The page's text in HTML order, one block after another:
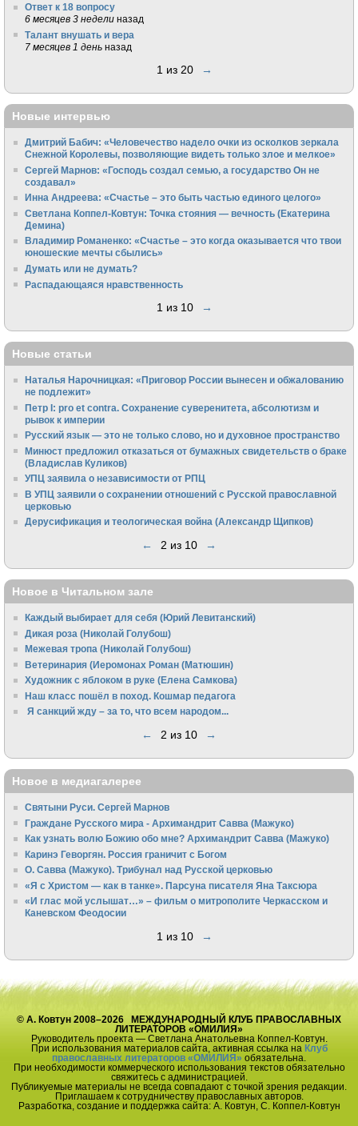
Ответ к 18 вопросу
6 месяцев 3 недели назад
Талант внушать и вера
7 месяцев 1 день назад
1 из 20 →
Новые интервью
Дмитрий Бабич: «Человечество надело очки из осколков зеркала
Снежной Королевы, позволяющие видеть только злое и мелкое»
Сергей Марнов: «Господь создал семью, а государство Он не
создавал»
Инна Андреева: «Счастье – это быть частью единого целого»
Светлана Коппел-Ковтун: Точка стояния — вечность (Екатерина
Демина)
Владимир Романенко: «Счастье – это когда оказывается что твои
юношеские мечты сбылись»
Думать или не думать?
Распадающаяся нравственность
1 из 10 →
Новые статьи
Наталья Нарочницкая: «Приговор России вынесен и обжалованию
не подлежит»
Петр I: pro et contra. Сохранение суверенитета, абсолютизм и
рывок к империи
Русский язык — это не только слово, но и духовное пространство
Минюст предложил отказаться от бумажных свидетельств о браке
(Владислав Куликов)
УПЦ заявила о независимости от РПЦ
В УПЦ заявили о сохранении отношений с Русской православной
церковью
Дерусификация и теологическая война (Александр Щипков)
← 2 из 10 →
Новое в Читальном зале
Каждый выбирает для себя (Юрий Левитанский)
Дикая роза (Николай Голубош)
Межевая тропа (Николай Голубош)
Ветеринария (Иеромонах Роман (Матюшин)
Художник с яблоком в руке (Елена Самкова)
Наш класс пошёл в поход. Кошмар педагога
Я санкций жду – за то, что всем народом...
← 2 из 10 →
Новое в медиагалерее
Святыни Руси. Сергей Марнов
Граждане Русского мира - Архимандрит Савва (Мажуко)
Как узнать волю Божию обо мне? Архимандрит Савва (Мажуко)
Каринэ Геворгян. Россия граничит с Богом
О. Савва (Мажуко). Трибунал над Русской церковью
«Я с Христом — как в танке». Парсуна писателя Яна Таксюра
«И глас мой услышат…» – фильм о митрополите Черкасском и
Каневском Феодосии
1 из 10 →
© А. Ковтун 2008–2026 МЕЖДУНАРОДНЫЙ КЛУБ ПРАВОСЛАВНЫХ
ЛИТЕРАТОРОВ «ОМИЛИЯ»
Руководитель проекта — Светлана Анатольевна Коппел-Ковтун.
При использования материалов сайта, активная ссылка на Клуб
православных литераторов «ОМИЛИЯ» обязательна.
При необходимости коммерческого использования текстов обязательно
свяжитесь с администрацией.
Публикуемые материалы не всегда совпадают с точкой зрения редакции.
Приглашаем к сотрудничеству православных авторов.
Разработка, создание и поддержка сайта: А. Ковтун, С. Коппел-Ковтун